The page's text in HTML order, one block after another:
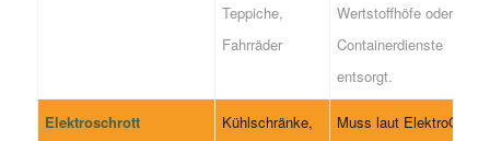
Teppiche,
Fahrräder
Wertstoffhöfe oder
Containerdienste
entsorgt.
Elektroschrott
Kühlschränke,
Muss laut ElektroG